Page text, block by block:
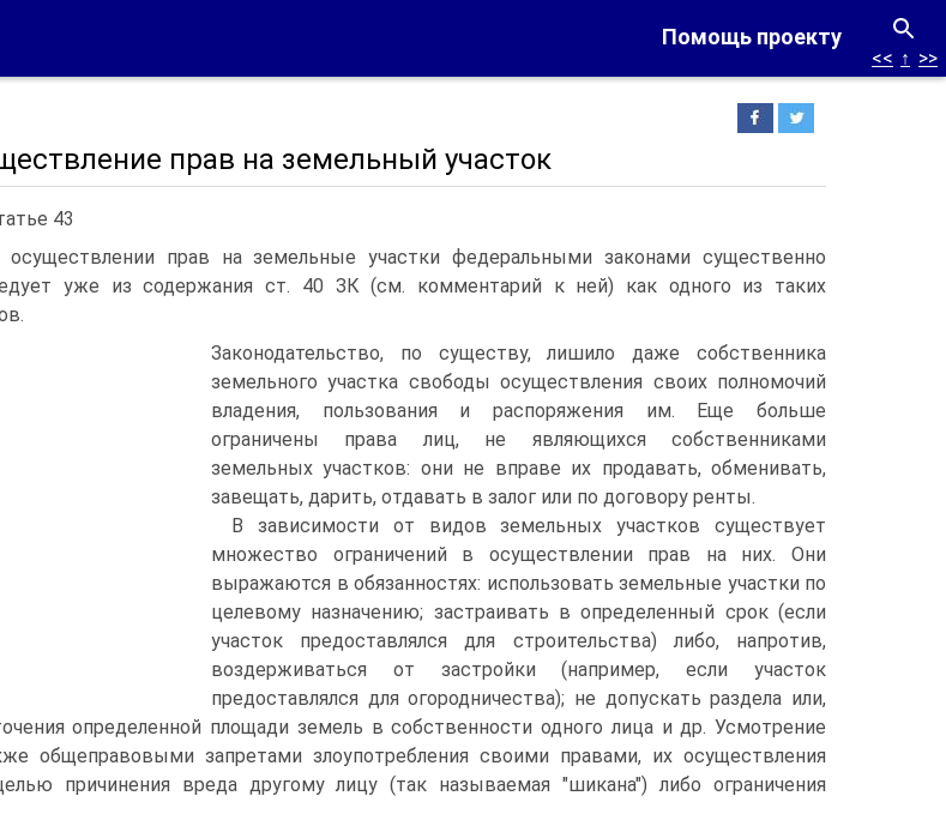
Помощь проекту
<< ↑ >>
прав на земельный участок
43
прав на земельные участки федеральными законами существенно
уже из содержания ст. 40 ЗК (см. комментарий к ней) как одного из таких
Законодательство, по существу, лишило даже собственника
земельного участка свободы осуществления своих полномочий
владения, пользования и распоряжения им. Еще больше
ограничены права лиц, не являющихся собственниками
земельных участков: они не вправе их продавать, обменивать,
завещать, дарить, отдавать в залог или по договору ренты.
В зависимости от видов земельных участков существует
множество ограничений в осуществлении прав на них. Они
выражаются в обязанностях: использовать земельные участки по
целевому назначению; застраивать в определенный срок (если
участок предоставлялся для строительства) либо, напротив,
воздерживаться от застройки (например, если участок
предоставлялся для огородничества); не допускать раздела или,
определенной площади земель в собственности одного лица и др. Усмотрение
общеправовыми запретами злоупотребления своими правами, их осуществления
причинения вреда другому лицу (так называемая "шикана") либо ограничения